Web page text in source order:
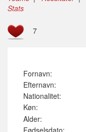
Stats
7
Fornavn:
Efternavn:
Nationalitet:
Køn:
Alder:
Fødselsdato: